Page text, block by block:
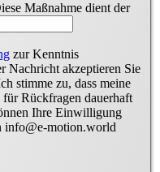
Maßnahme dient der
zur Kenntnis
Nachricht akzeptieren Sie
stimme zu, dass meine
Rückfragen dauerhaft
Ihre Einwilligung
info@e-motion.world